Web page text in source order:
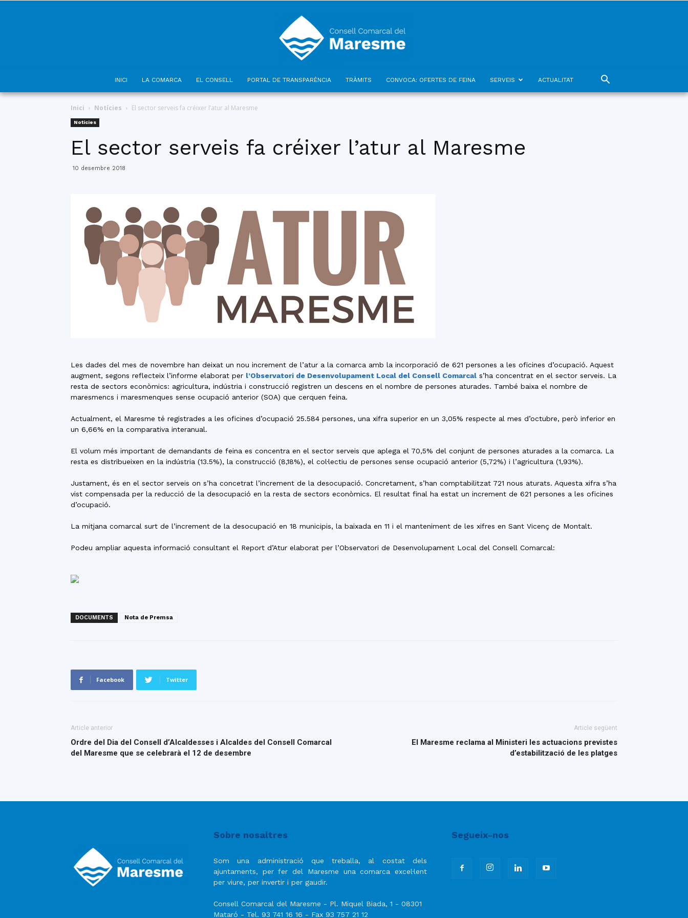
Maresme
INICI LA COMARCA EL CONSELL PORTAL DE TRANSPARÈNCIA TRÀMITS CONVOCA: OFERTES DE FEINA SERVEIS ACTUALITAT
Inici Notícies El sector serveis fa créixer l’atur al Maresme
Notícies
El sector serveis fa créixer l’atur al Maresme
10 desembre 2018
Les dades del mes de novembre han deixat un nou increment de l’atur a la comarca amb la incorporació de 621 persones a les oficines d’ocupació. Aquest
augment, segons reflecteix l’informe elaborat per l’Observatori de Desenvolupament Local del Consell Comarcal s’ha concentrat en el sector serveis. La
resta de sectors econòmics: agricultura, indústria i construcció registren un descens en el nombre de persones aturades. També baixa el nombre de
maresmencs i maresmenques sense ocupació anterior (SOA) que cerquen feina.
Actualment, el Maresme té registrades a les oficines d’ocupació 25.584 persones, una xifra superior en un 3,05% respecte al mes d’octubre, però inferior en
un 6,66% en la comparativa interanual.
El volum més important de demandants de feina es concentra en el sector serveis que aplega el 70,5% del conjunt de persones aturades a la comarca. La
resta es distribueixen en la indústria (13.5%), la construcció (8,18%), el col·lectiu de persones sense ocupació anterior (5,72%) i l’agricultura (1,93%).
Justament, és en el sector serveis on s’ha concetrat l’increment de la desocupació. Concretament, s’han comptabilitzat 721 nous aturats. Aquesta xifra s’ha
vist compensada per la reducció de la desocupació en la resta de sectors econòmics. El resultat final ha estat un increment de 621 persones a les oficines
d’ocupació.
La mitjana comarcal surt de l’increment de la desocupació en 18 municipis, la baixada en 11 i el manteniment de les xifres en Sant Vicenç de Montalt.
Podeu ampliar aquesta informació consultant el Report d’Atur elaborat per l’Observatori de Desenvolupament Local del Consell Comarcal:
DOCUMENTS Nota de Premsa
Facebook Twitter
Article anterior
Ordre del Dia del Consell d’Alcaldesses i Alcaldes del Consell Comarcal
del Maresme que se celebrarà el 12 de desembre
Article següent
El Maresme reclama al Ministeri les actuacions previstes
d’estabilització de les platges
Sobre nosaltres
Som una administració que treballa, al costat dels
ajuntaments, per fer del Maresme una comarca excel·lent
per viure, per invertir i per gaudir.
Consell Comarcal del Maresme - Pl. Miquel Biada, 1 - 08301
Mataró - Tel. 93 741 16 16 - Fax 93 757 21 12
Segueix-nos